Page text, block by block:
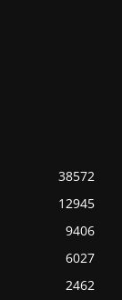
38572
12945
9406
6027
2462